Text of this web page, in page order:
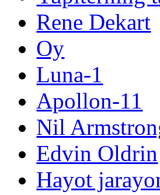
Rene Dekart
Oy
Luna-1
Apollon-11
Nil
Edvin Oldrin
Hayot